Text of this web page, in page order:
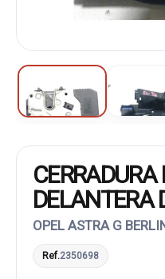
CERRADURA
DELANTERA
OPEL ASTRA G
Ref.2350698